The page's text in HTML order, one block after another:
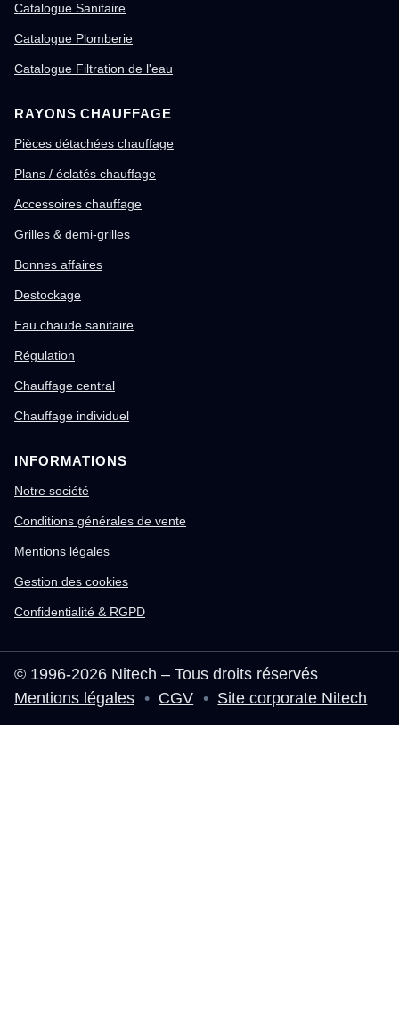
Catalogue Sanitaire
Catalogue Plomberie
Catalogue Filtration de l'eau
RAYONS CHAUFFAGE
Pièces détachées chauffage
Plans / éclatés chauffage
Accessoires chauffage
Grilles & demi-grilles
Bonnes affaires
Destockage
Eau chaude sanitaire
Régulation
Chauffage central
Chauffage individuel
INFORMATIONS
Notre société
Conditions générales de vente
Mentions légales
Gestion des cookies
Confidentialité & RGPD
© 1996-2026 Nitech – Tous droits réservés
Mentions légales • CGV • Site corporate Nitech